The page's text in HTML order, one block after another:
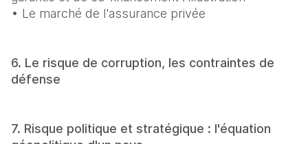
• Le marché de l'assurance privée
6. Le risque de corruption, les contraintes de
défense
7. Risque politique et stratégique : l'équation